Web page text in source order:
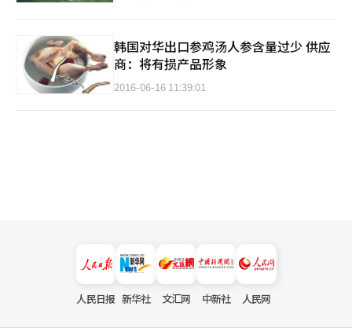
韩国对华出口参鸡汤人参含量过少 供应
商：将有损产品形象
2016-06-16 11:39:01
人民日报 新华社 文汇网 中新社 人民网